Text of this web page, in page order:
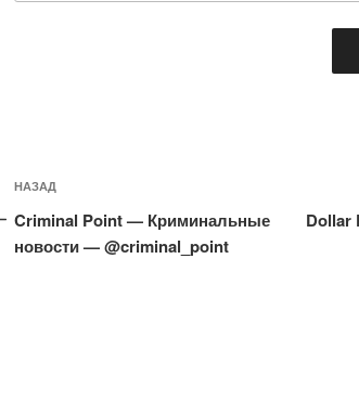
Навигация
по
записям
Предыдущая
запись:
НАЗАД
Criminal Point — Криминальные
новости — @criminal_point
Dollar